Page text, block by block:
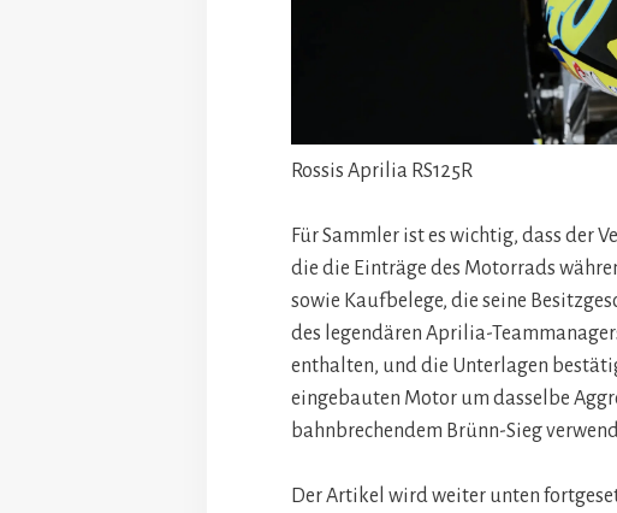
Rossis Aprilia RS125R
Für Sammler ist es wichtig, dass der
die die Einträge des Motorrads
sowie Kaufbelege, die seine
des legendären Aprilia-
enthalten, und die Unterlagen
eingebauten Motor um dasselbe
bahnbrechendem Brünn-Sieg
Der Artikel wird weiter unten